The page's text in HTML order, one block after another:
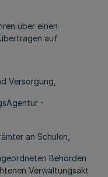
über einen
auf
Versorgung,
-
an Schulen,
Behörden
Verwaltungsakt